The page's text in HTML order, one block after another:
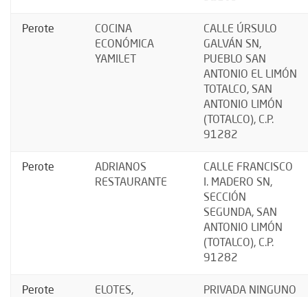
Perote
COCINA
ECONÓMICA
YAMILET
CALLE ÚRSULO
GALVÁN SN,
PUEBLO SAN
ANTONIO EL LIMÓN
TOTALCO, SAN
ANTONIO LIMÓN
(TOTALCO), C.P.
91282
Perote
ADRIANOS
RESTAURANTE
CALLE FRANCISCO
I. MADERO SN,
SECCIÓN
SEGUNDA, SAN
ANTONIO LIMÓN
(TOTALCO), C.P.
91282
Perote
ELOTES,
PRIVADA NINGUNO